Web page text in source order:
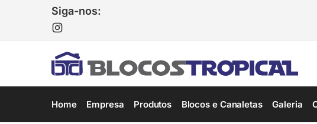
Siga-nos:
Home Empresa Produtos Blocos e Canaletas Galeria